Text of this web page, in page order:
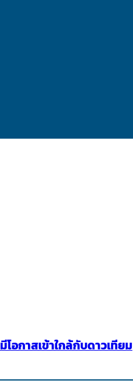
อกาสเข้าใกล้กับดาวเทียม